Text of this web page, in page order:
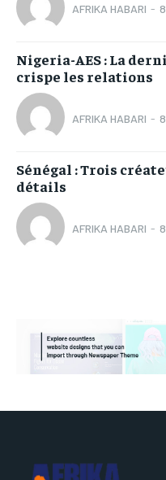
AFRIKA HABARI -
Nigeria-AES : La
crispe les relations
AFRIKA HABARI -
Sénégal : Trois
détails
AFRIKA HABARI -